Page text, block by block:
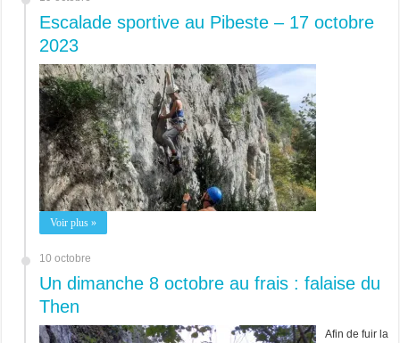
Escalade sportive au Pibeste – 17 octobre
2023
Voir plus »
10 octobre
Un dimanche 8 octobre au frais : falaise du
Then
Afin de fuir la